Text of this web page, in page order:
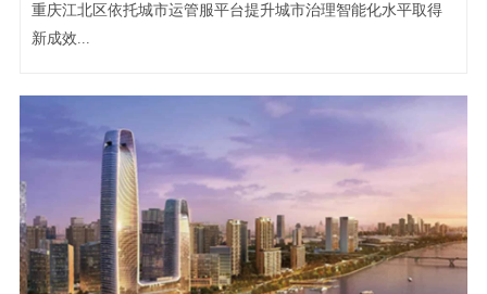
重庆江北区依托城市运管服平台提升城市治理智能化水平取得
新成效...